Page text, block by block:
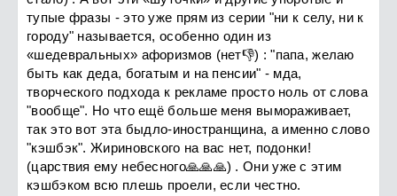
тупые фразы - это уже прям из серии "ни к селу, ни к
городу" называется, особенно один из
«шедевральных» афоризмов (нет👎) : "папа, желаю
быть как деда, богатым и на пенсии" - мда,
творческого подхода к рекламе просто ноль от слова
"вообще". Но что ещё больше меня вымораживает,
так это вот эта быдло-иностранщина, а именно слово
"кэшбэк". Жириновского на вас нет, подонки!
(царствия ему небесного🙏🙏🙏) . Они уже с этим
кэшбэком всю плешь проели, если честно.